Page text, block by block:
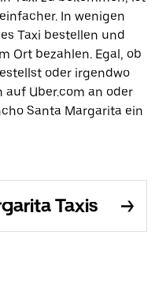
In wenigen
Taxi bestellen und
Ort bezahlen. Egal, ob
oder irgendwo
auf Uber.com an oder
Santa Margarita ein
Taxis